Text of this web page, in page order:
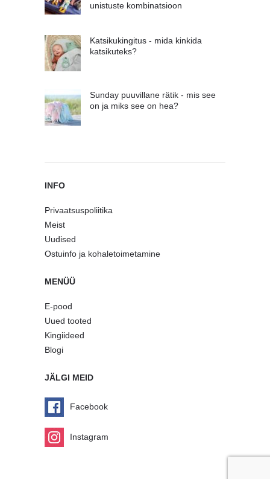
unistuste kombinatsioon
Katsikukingitus - mida kinkida
katsikuteks?
Sunday puuvillane rätik - mis see
on ja miks see on hea?
INFO
Privaatsuspoliitika
Meist
Uudised
Ostuinfo ja kohaletoimetamine
MENÜÜ
E-pood
Uued tooted
Kingiideed
Blogi
JÄLGI MEID
Facebook
Instagram